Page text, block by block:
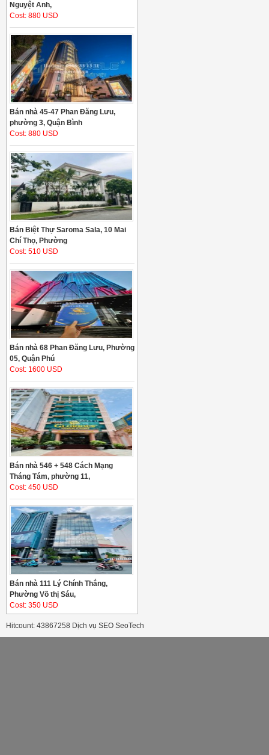
Nguyệt Anh,
Cost: 880 USD
Bán nhà 45-47 Phan Đăng Lưu,
phường 3, Quận Bình
Cost: 880 USD
Bán Biệt Thự Saroma Sala, 10 Mai
Chí Thọ, Phường
Cost: 510 USD
Bán nhà 68 Phan Đăng Lưu, Phường
05, Quận Phú
Cost: 1600 USD
Bán nhà 546 + 548 Cách Mạng
Tháng Tám, phường 11,
Cost: 450 USD
Bán nhà 111 Lý Chính Thắng,
Phường Võ thị Sáu,
Cost: 350 USD
Hitcount: 43867258 Dịch vụ SEO SeoTech